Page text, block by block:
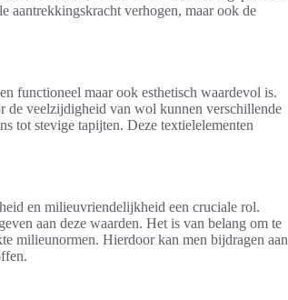
aantrekkingskracht verhogen, maar ook de
functioneel maar ook esthetisch waardevol is.
de veelzijdigheid van wol kunnen verschillende
tot stevige tapijten. Deze textielelementen
en milieuvriendelijkheid een cruciale rol.
aan deze waarden. Het is van belang om te
milieunormen. Hierdoor kan men bijdragen aan